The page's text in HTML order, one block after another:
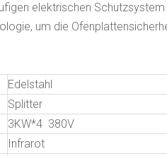
elektrischen
um die
Edelstahl
Splitter
3KW*4 380V
Infrarot